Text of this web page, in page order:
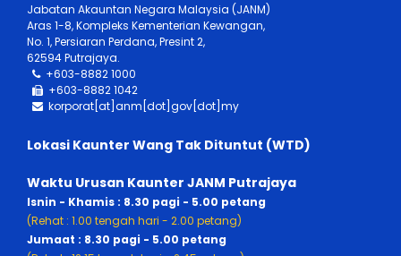
Jabatan Akauntan Negara Malaysia (JANM)
Aras 1-8, Kompleks Kementerian Kewangan,
No. 1, Persiaran Perdana, Presint 2,
62594 Putrajaya.
+603-8882 1000
+603-8882 1042
korporat[at]anm[dot]gov[dot]my
Lokasi Kaunter Wang Tak Dituntut (WTD)
Waktu Urusan Kaunter JANM Putrajaya
Isnin - Khamis : 8.30 pagi - 5.00 petang
(Rehat : 1.00 tengah hari - 2.00 petang)
Jumaat : 8.30 pagi - 5.00 petang